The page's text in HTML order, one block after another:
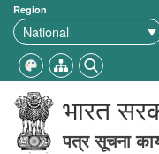
Region
भारत
पत्र सूचना